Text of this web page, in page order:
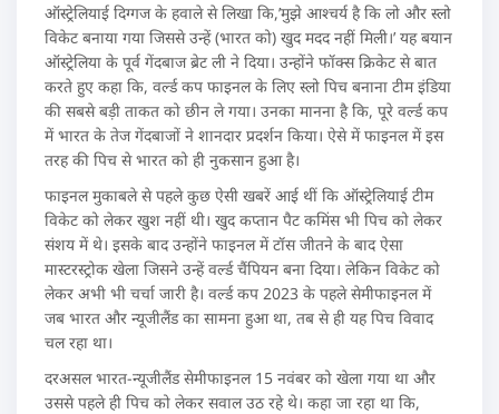
ऑस्ट्रेलियाई दिग्गज के हवाले से लिखा कि,’मुझे आश्चर्य है कि लो और स्लो
विकेट बनाया गया जिससे उन्हें (भारत को) खुद मदद नहीं मिली।’ यह बयान
ऑस्ट्रेलिया के पूर्व गेंदबाज ब्रेट ली ने दिया। उन्होंने फॉक्स क्रिकेट से बात
करते हुए कहा कि, वर्ल्ड कप फाइनल के लिए स्लो पिच बनाना टीम इंडिया
की सबसे बड़ी ताकत को छीन ले गया। उनका मानना है कि, पूरे वर्ल्ड कप
में भारत के तेज गेंदबाजों ने शानदार प्रदर्शन किया। ऐसे में फाइनल में इस
तरह की पिच से भारत को ही नुकसान हुआ है।
फाइनल मुकाबले से पहले कुछ ऐसी खबरें आई थीं कि ऑस्ट्रेलियाई टीम
विकेट को लेकर खुश नहीं थी। खुद कप्तान पैट कमिंस भी पिच को लेकर
संशय में थे। इसके बाद उन्होंने फाइनल में टॉस जीतने के बाद ऐसा
मास्टरस्ट्रोक खेला जिसने उन्हें वर्ल्ड चैंपियन बना दिया। लेकिन विकेट को
लेकर अभी भी चर्चा जारी है। वर्ल्ड कप 2023 के पहले सेमीफाइनल में
जब भारत और न्यूजीलैंड का सामना हुआ था, तब से ही यह पिच विवाद
चल रहा था।
दरअसल भारत-न्यूजीलैंड सेमीफाइनल 15 नवंबर को खेला गया था और
उससे पहले ही पिच को लेकर सवाल उठ रहे थे। कहा जा रहा था कि,